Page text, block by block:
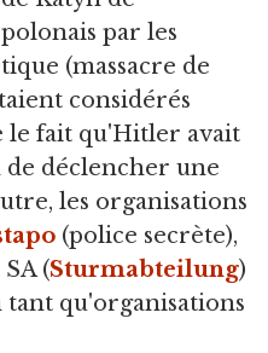
par les
(massacre de
considérés
le fait qu'Hitler avait
déclencher une
les organisations
(police secrète),
(Sturmabteilung)
qu'organisations